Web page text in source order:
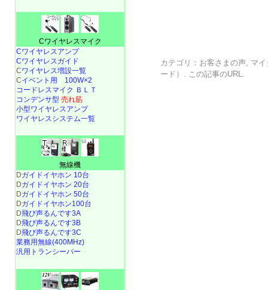
カテゴリ： お客さまの声 マ
ード）
. この記事のURL
Cワイヤレスマイク
Cワイヤレスアンプ
Cワイヤレスガイド
Cワイヤレス増設一覧
Cイベント用 100W×2
コードレスマイク ＢＬＴ
コンデンサ型 売れ筋
小型ワイヤレスアンプ
ワイヤレスシステム一覧
無線機
Dガイドイヤホン 10台
Dガイドイヤホン 20台
Dガイドイヤホン 50台
Dガイドイヤホン100台
D飛び声るんです3A
D飛び声るんです3B
D飛び声るんです3C
業務用無線(400MHz)
汎用トランシーバー